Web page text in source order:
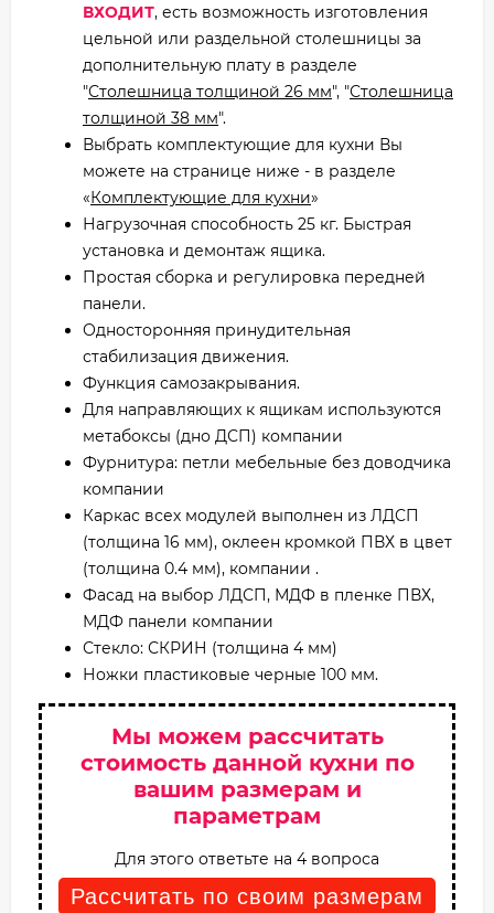
ВХОДИТ, есть возможность изготовления
цельной или раздельной столешницы за
дополнительную плату в разделе
"Столешница толщиной 26 мм", "Столешница
толщиной 38 мм".
Выбрать комплектующие для кухни Вы
можете на странице ниже - в разделе
«Комплектующие для кухни»
Нагрузочная способность 25 кг. Быстрая
установка и демонтаж ящика.
Простая сборка и регулировка передней
панели.
Односторонняя принудительная
стабилизация движения.
Функция самозакрывания.
Для направляющих к ящикам используются
метабоксы (дно ДСП) компании
Фурнитура: петли мебельные без доводчика
компании
Каркас всех модулей выполнен из ЛДСП
(толщина 16 мм), оклеен кромкой ПВХ в цвет
(толщина 0.4 мм), компании .
Фасад на выбор ЛДСП, МДФ в пленке ПВХ,
МДФ панели компании
Стекло: СКРИН (толщина 4 мм)
Ножки пластиковые черные 100 мм.
Мы можем рассчитать
стоимость данной кухни по
вашим размерам и
параметрам
Для этого ответьте на 4 вопроса
Рассчитать по своим размерам